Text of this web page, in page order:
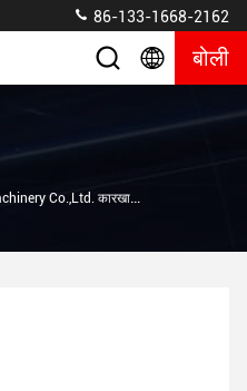
86-133-1668-2162
बोली
Co.,Ltd. कारखाने का दौरा